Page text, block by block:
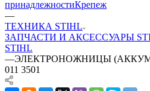
принадлежностиКрепеж
—
ТЕХНИКА STIHL
ЗАПЧАСТИ И АКСЕССУАРЫ
STIHL
—ЭЛЕКТРОНОЖНИЦЫ (АККУМ,)
011 3501